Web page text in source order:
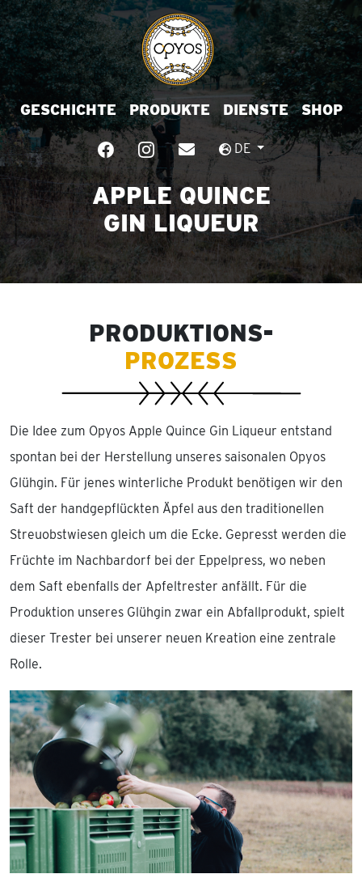
GESCHICHTE PRODUKTE DIENSTE SHOP
DE
APPLE QUINCE
GIN LIQUEUR
PRODUKTIONS-
PROZESS
Die Idee zum Opyos Apple Quince Gin Liqueur entstand
spontan bei der Herstellung unseres saisonalen Opyos
Glühgin. Für jenes winterliche Produkt benötigen wir den
Saft der handgepflückten Äpfel aus den traditionellen
Streuobstwiesen gleich um die Ecke. Gepresst werden die
Früchte im Nachbardorf bei der Eppelpress, wo neben
dem Saft ebenfalls der Apfeltrester anfällt. Für die
Produktion unseres Glühgin zwar ein Abfallprodukt, spielt
dieser Trester bei unserer neuen Kreation eine zentrale
Rolle.